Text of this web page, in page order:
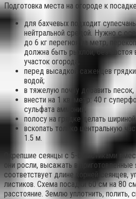
Подготовка места на огороде к
для бахчевых подходит
нейтральной средой. Нужно с
до 6 кг перегноя на метр,
должна быть рыхлой, без застоя
участок огорода;
перед высадкой саженцев
водой;
в тяжелую почву добавить
внести на 1 кв. метр: 40 г
сульфата аммония;
полосу на грядке делать
вскопать только центральную
1.5 м.
Окрепшие сеянцы с 5-6 листиками
они росли, высажать в приготовленные
соответствует длине корней сеянцев,
листиков. Схема посадки 60 см на 80
расстояние. Землю уплотнить, полить,